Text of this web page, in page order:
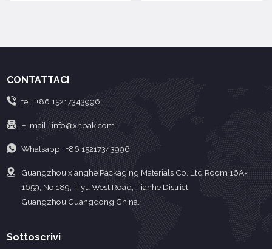
corretta identificazione
e utilizzo dei prodotti.
CONTATTACI
tel : +86 15217343996
E-mail :info@xhpak.com
Whatsapp : +86 15217343996
Guangzhou xianghe Packaging Materials Co.,Ltd Room 16A-
1659, No.189, Tiyu West Road, Tianhe District,
Guangzhou,Guangdong,China.
Sottoscrivi